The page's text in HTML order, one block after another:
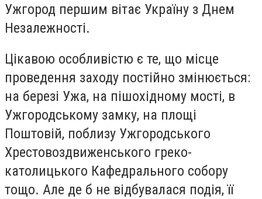
Ужгород першим вітає Україну з Днем
Незалежності.
Цікавою особливістю є те, що місце
проведення заходу постійно змінюється:
на березі Ужа, на пішохідному мості, в
Ужгородському замку, на площі
Поштовій, поблизу Ужгородського
Хрестовоздвиженського греко-
католицького Кафедрального собору
тощо. Але де б не відбувалася подія, її